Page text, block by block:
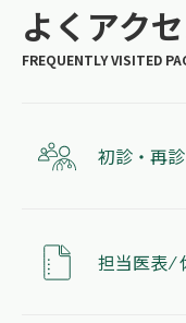
よくアク
初診・再
担当医表 ⁄